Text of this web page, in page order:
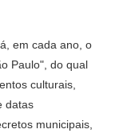
em cada ano, o
Paulo", do qual
culturais,
datas
municipais,